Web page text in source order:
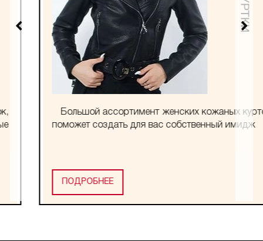
Большой ассортимент женских кожаных курток
поможет создать для вас собственный имидж
ПОДРОБНЕЕ